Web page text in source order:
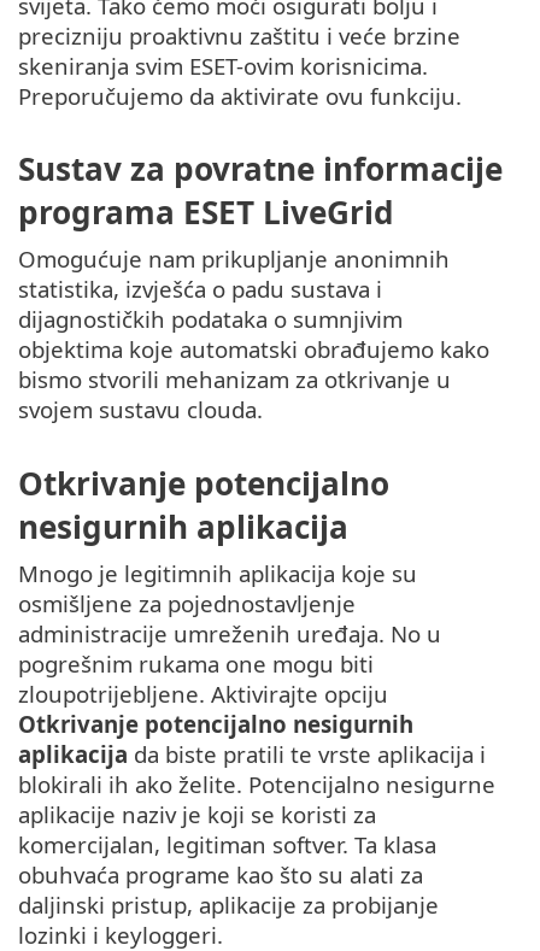
precizniju proaktivnu zaštitu i veće brzine
skeniranja svim ESET-ovim korisnicima.
Preporučujemo da aktivirate ovu funkciju.
Sustav za povratne informacije
programa ESET LiveGrid
Omogućuje nam prikupljanje anonimnih
statistika, izvješća o padu sustava i
dijagnostičkih podataka o sumnjivim
objektima koje automatski obrađujemo kako
bismo stvorili mehanizam za otkrivanje u
svojem sustavu clouda.
Otkrivanje potencijalno
nesigurnih aplikacija
Mnogo je legitimnih aplikacija koje su
osmišljene za pojednostavljenje
administracije umreženih uređaja. No u
pogrešnim rukama one mogu biti
zloupotrijebljene. Aktivirajte opciju
Otkrivanje potencijalno nesigurnih
aplikacija da biste pratili te vrste aplikacija i
blokirali ih ako želite. Potencijalno nesigurne
aplikacije naziv je koji se koristi za
komercijalan, legitiman softver. Ta klasa
obuhvaća programe kao što su alati za
daljinski pristup, aplikacije za probijanje
lozinki i keyloggeri.